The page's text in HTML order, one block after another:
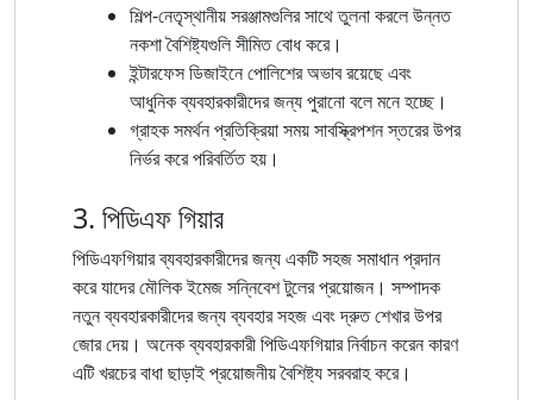
শিল্প-নেতৃস্থানীয় সরঞ্জামগুলির সাথে তুলনা করলে উন্নত
নকশা বৈশিষ্ট্যগুলি সীমিত বোধ করে।
ইন্টারফেস ডিজাইনে পোলিশের অভাব রয়েছে এবং
আধুনিক ব্যবহারকারীদের জন্য পুরানো বলে মনে হচ্ছে।
গ্রাহক সমর্থন প্রতিক্রিয়া সময় সাবস্ক্রিপশন স্তরের উপর
নির্ভর করে পরিবর্তিত হয়।
3. পিডিএফ গিয়ার
পিডিএফগিয়ার ব্যবহারকারীদের জন্য একটি সহজ সমাধান প্রদান
করে যাদের মৌলিক ইমেজ সন্নিবেশ টুলের প্রয়োজন। সম্পাদক
নতুন ব্যবহারকারীদের জন্য ব্যবহার সহজ এবং দ্রুত শেখার উপর
জোর দেয়। অনেক ব্যবহারকারী পিডিএফগিয়ার নির্বাচন করেন কারণ
এটি খরচের বাধা ছাড়াই প্রয়োজনীয় বৈশিষ্ট্য সরবরাহ করে।